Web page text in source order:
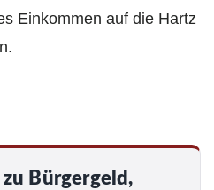
Einkommen auf die Hartz
Bürgergeld,